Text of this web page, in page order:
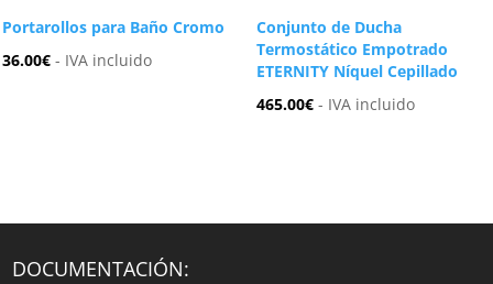
Portarollos para Baño Cromo
36.00€ - IVA incluido
Conjunto de Ducha
Termostático Empotrado
ETERNITY Níquel Cepillado
465.00€ - IVA incluido
DOCUMENTACIÓN: